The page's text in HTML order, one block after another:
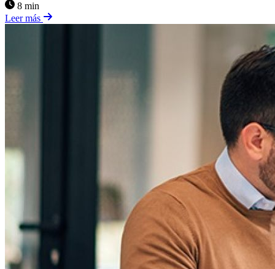
8 min
Leer más